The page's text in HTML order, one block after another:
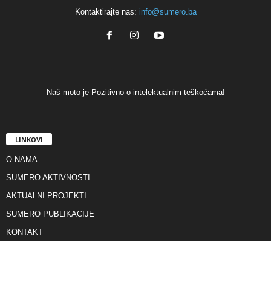
Kontaktirajte nas: info@sumero.ba
Naš moto je Pozitivno o intelektualnim teškoćama!
LINKOVI
O NAMA
SUMERO AKTIVNOSTI
AKTUALNI PROJEKTI
SUMERO PUBLIKACIJE
KONTAKT